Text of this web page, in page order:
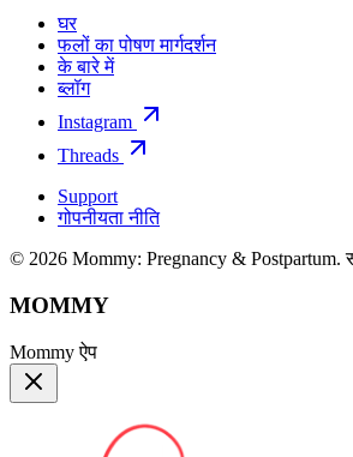
घर
फलों का पोषण मार्गदर्शन
के बारे में
ब्लॉग
Instagram
Threads
Support
गोपनीयता नीति
© 2026 Mommy: Pregnancy & Postpartum.
MOMMY
Mommy ऐप